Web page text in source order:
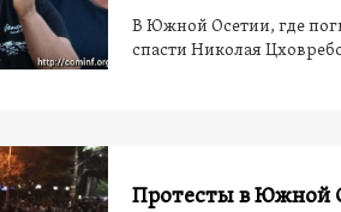
В Южной Осетии, где
спасти Николая
Протесты в Южной